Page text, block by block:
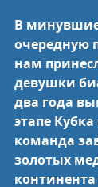
В
очередную
нам
девушки
два года
этапе
команда
золотых